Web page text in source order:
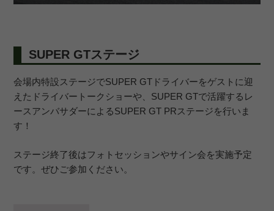
SUPER GTステージ
会場内特設ステージでSUPER GTドライバーをゲストに迎
えたドライバートークショーや、SUPER GTで活躍するレ
ースアンバサダーによるSUPER GT PRステージを行いま
す！
ステージ終了後はフォトセッションやサイン会を実施予定
です。ぜひご参加ください。